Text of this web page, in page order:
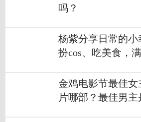
吗？
杨紫分享日常的小
扮cos、吃美食，
金鸡电影节最佳
片哪部？最佳男